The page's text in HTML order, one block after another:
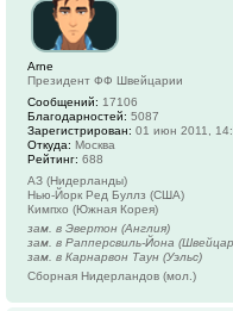
Arne
Президент ФФ Швейцарии
Сообщений: 17106
Благодарностей: 5087
Зарегистрирован: 01 июн 2011,
Откуда: Москва
Рейтинг: 688
АЗ (Нидерланды)
Нью-Йорк Ред Буллз (США)
Кимпхо (Южная Корея)
зам. в Эвертон (Англия)
зам. в Рапперсвиль-Йона
зам. в Карнарвон Таун (Уэльс)
Сборная Нидерландов (мол.)